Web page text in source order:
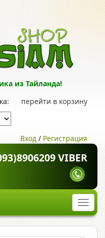
из Тайланда!
перейти в корзину
Вход / Регистрация
VIBER